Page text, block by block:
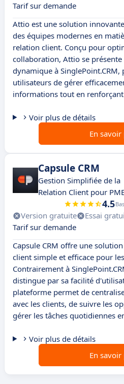
Tarif sur demande
Attio est une solution
des équipes modernes en
relation client. Conçu pour
collaboration, Attio se
dynamique à
utilisateurs de gérer
informations tout en
Voir plus de détails
En savoir
Capsule CRM
Gestion Simplifiée de la
Relation Client pour
4.5
Version gratuite Essai
Tarif sur demande
Capsule CRM offre une
client simple et efficace pour
Contrairement à
distingue par sa facilité
plateforme permet de
avec les clients, de suivre les
gérer les tâches quotidiennes
Voir plus de détails
En savoir